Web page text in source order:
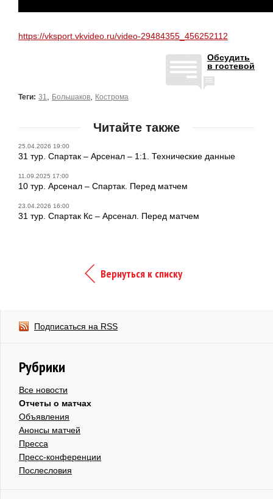
https://vksport.vkvideo.ru/video-29484355_456252112
Обсудить
в гостевой
Теги: 31 Большаков Кострома
Читайте также
25.04.2026 19:00
31 тур. Спартак – Арсенал – 1:1. Технические данные
11.09.2025 17:00
10 тур. Арсенал – Спартак. Перед матчем
23.04.2026 16:00
31 тур. Спартак Кс – Арсенал. Перед матчем
Вернуться к списку
Подписаться на RSS
Рубрики
Все новости
Отчеты о матчах
Объявления
Анонсы матчей
Пресса
Пресс-конференции
Послесловия